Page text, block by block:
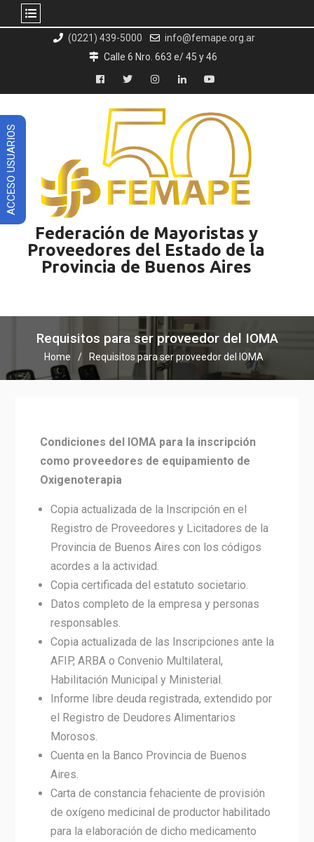
(0221) 439-5000
info@femape.org.ar
Calle 6 Nro. 663 e/ 45 y 46
Facebook
TwitterInstagramLinkedInYouTube
Federación de Mayoristas y
Proveedores del Estado de la
Provincia de Buenos Aires
Requisitos para ser proveedor del IOMA
Home Requisitos para ser proveedor del IOMA
Condiciones del IOMA para la inscripción
como proveedores de equipamiento de
Oxigenoterapia
Copia actualizada de la Inscripción en el
Registro de Proveedores y Licitadores de la
Provincia de Buenos Aires con los códigos
acordes a la actividad.
Copia certificada del estatuto societario.
Datos completo de la empresa y personas
responsables.
Copia actualizada de las Inscripciones ante la
AFIP, ARBA o Convenio Multilateral,
Habilitación Municipal y Ministerial.
Informe libre deuda registrada, extendido por
el Registro de Deudores Alimentarios
Morosos.
Cuenta en la Banco Provincia de Buenos
Aires.
Carta de constancia fehaciente de provisión
de oxígeno medicinal de productor habilitado
para la elaboración de dicho medicamento
ACCESO USUARIOS